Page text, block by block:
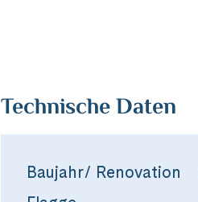
Technische Daten
Baujahr/ Renovation